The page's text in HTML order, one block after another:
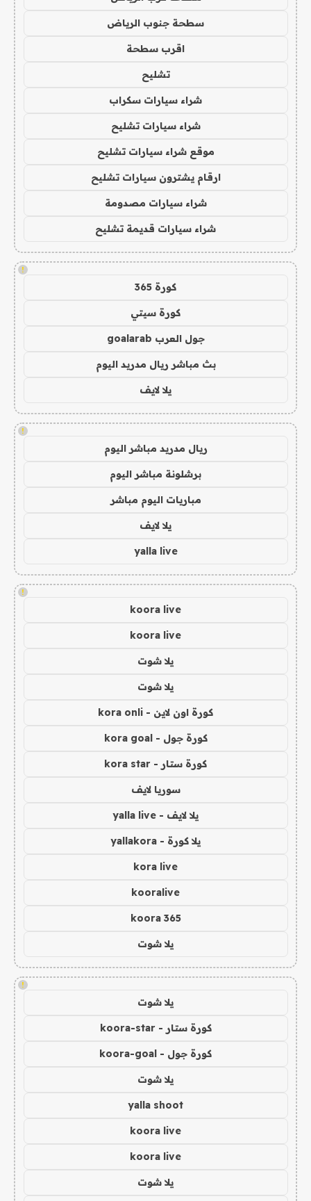
سطحة جنوب الرياض
اقرب سطحة
تشليح
شراء سيارات سكراب
شراء سيارات تشليح
موقع شراء سيارات تشليح
ارقام يشترون سيارات تشليح
شراء سيارات مصدومة
شراء سيارات قديمة تشليح
!
كورة 365
كورة سيتي
جول العرب goalarab
بث مباشر ريال مدريد اليوم
يلا لايف
!
ريال مدريد مباشر اليوم
برشلونة مباشر اليوم
مباريات اليوم مباشر
يلا لايف
yalla live
!
koora live
koora live
يلا شوت
يلا شوت
كورة اون لاين - kora onli
كورة جول - kora goal
كورة ستار - kora star
سوريا لايف
يلا لايف - yalla live
يلا كورة - yallakora
kora live
kooralive
koora 365
يلا شوت
!
يلا شوت
كورة ستار - koora-star
كورة جول - koora-goal
يلا شوت
yalla shoot
koora live
koora live
يلا شوت